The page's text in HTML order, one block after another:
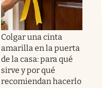
Colgar una cinta
amarilla en la puerta
de la casa: para qué
sirve y por qué
recomiendan hacerlo